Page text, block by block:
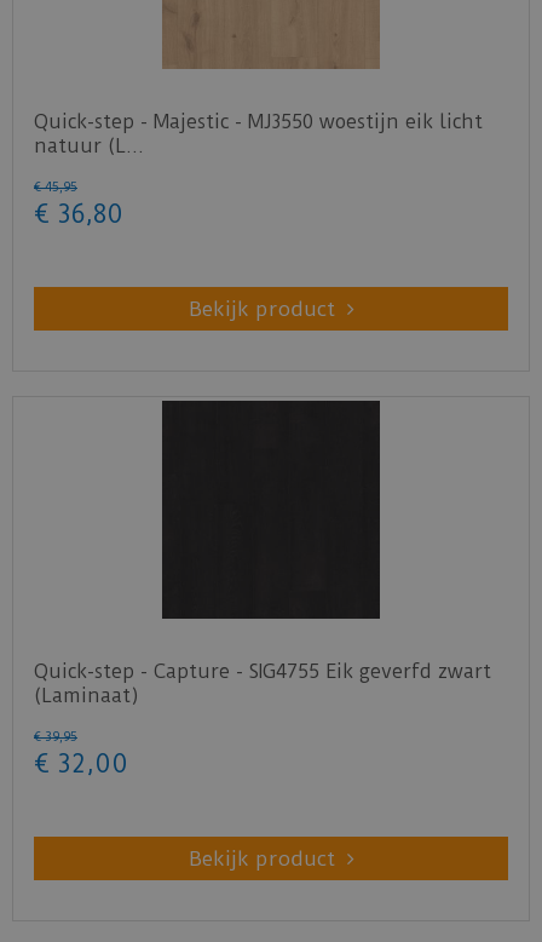
Quick-step - Majestic - MJ3550 woestijn eik licht
natuur (L…
€ 45,95
€ 36,80
Bekijk product
Quick-step - Capture - SIG4755 Eik geverfd zwart
(Laminaat)
€ 39,95
€ 32 ,00
Bekijk product